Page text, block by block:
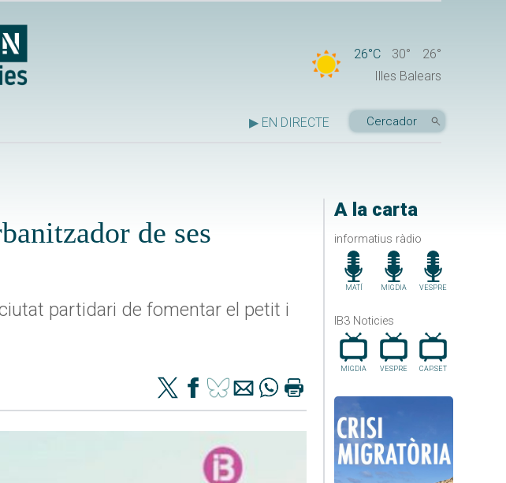
26°C 30°
26°
Illes Balears
▶ EN DIRECTE
A la carta
informatius ràdio
MATÍ MIGDIA VESPRE
IB3 Noticies
MIGDIA VESPRE CAP.SET
de ses
partidari de fomentar el petit i